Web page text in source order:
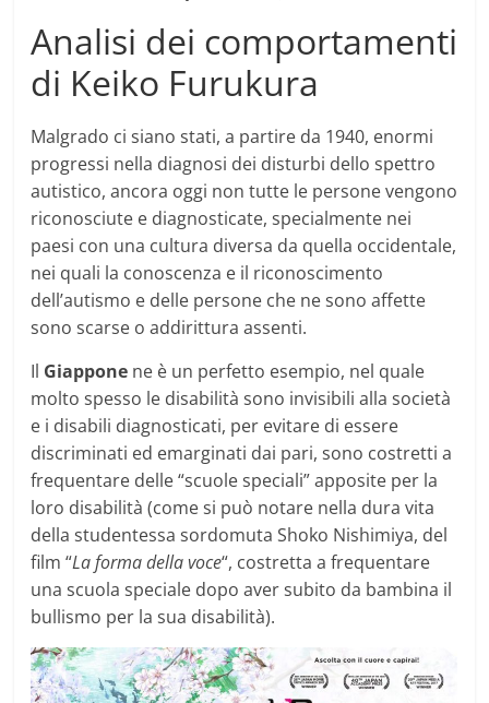
Analisi dei comportamenti
di Keiko Furukura
Malgrado ci siano stati, a partire da 1940, enormi
progressi nella diagnosi dei disturbi dello spettro
autistico, ancora oggi non tutte le persone vengono
riconosciute e diagnosticate, specialmente nei
paesi con una cultura diversa da quella occidentale,
nei quali la conoscenza e il riconoscimento
dell’autismo e delle persone che ne sono affette
sono scarse o addirittura assenti.
Il Giappone ne è un perfetto esempio, nel quale
molto spesso le disabilità sono invisibili alla società
e i disabili diagnosticati, per evitare di essere
discriminati ed emarginati dai pari, sono costretti a
frequentare delle “scuole speciali” apposite per la
loro disabilità (come si può notare nella dura vita
della studentessa sordomuta Shoko Nishimiya, del
film “La forma della voce“, costretta a frequentare
una scuola speciale dopo aver subito da bambina il
bullismo per la sua disabilità).